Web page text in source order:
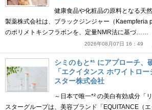
健康食品や化粧品の原料となる天
製薬株式会社は、ブラックジンジャー（Kaempferia
のポリメトキシフラボンを、定量NMR法に基づ……
2026年08月07日 16：49
シミのもと*¹ にアプローチ、
「エクイタンス ホワイトロ
スター株式会社
～日本で唯一*² の美白有効成分「
スターグループは、美容ブランド「EQUITANCE（